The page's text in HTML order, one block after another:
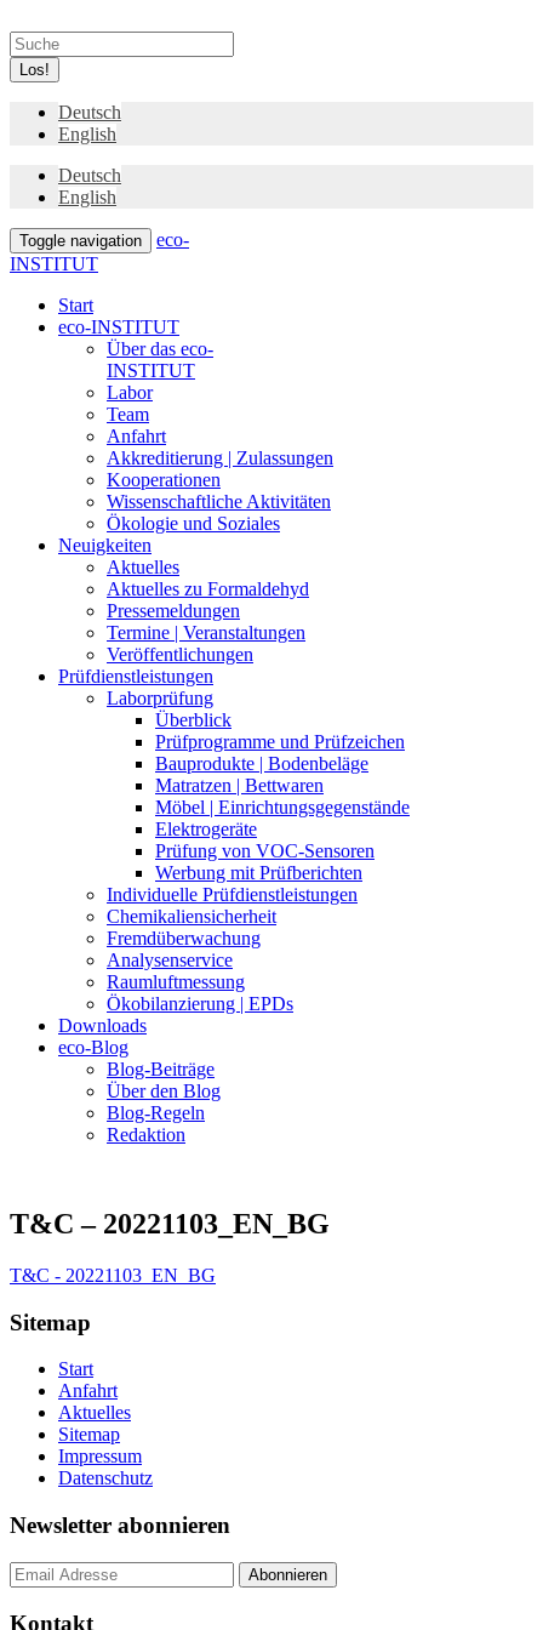
Los!
Deutsch
English
Deutsch
English
Toggle navigation
eco-
INSTITUT
Start
eco-INSTITUT
Über das eco-
INSTITUT
Labor
Team
Anfahrt
Akkreditierung | Zulassungen
Kooperationen
Wissenschaftliche Aktivitäten
Ökologie und Soziales
Neuigkeiten
Aktuelles
Aktuelles zu Formaldehyd
Pressemeldungen
Termine | Veranstaltungen
Veröffentlichungen
Prüfdienstleistungen
Laborprüfung
Überblick
Prüfprogramme und Prüfzeichen
Bauprodukte | Bodenbeläge
Matratzen | Bettwaren
Möbel | Einrichtungsgegenstände
Elektrogeräte
Prüfung von VOC-Sensoren
Werbung mit Prüfberichten
Individuelle Prüfdienstleistungen
Chemikaliensicherheit
Fremdüberwachung
Analysenservice
Raumluftmessung
Ökobilanzierung | EPDs
Downloads
eco-Blog
Blog-Beiträge
Über den Blog
Blog-Regeln
Redaktion
T&C – 20221103_EN_BG
T&C - 20221103_EN_BG
Sitemap
Start
Anfahrt
Aktuelles
Sitemap
Impressum
Datenschutz
Newsletter abonnieren
Kontakt